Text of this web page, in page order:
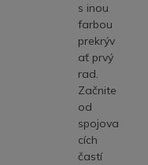
s inou
farbou
prekrýv
ať prvý
rad.
Začnite
od
spojova
cích
častí